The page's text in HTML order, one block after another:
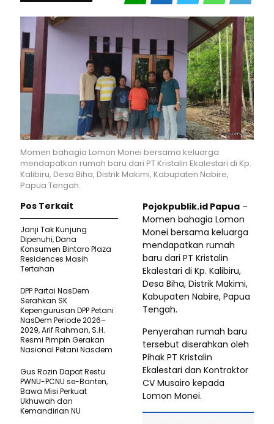
Momen bahagia Lomon Monei bersama keluarga
mendapatkan rumah baru dari PT Kristalin Ekalestari di Kp.
Kalibiru, Desa Biha, Distrik Makimi, Kabupaten Nabire,
Papua Tengah.
Pojokpublik.id Papua –
Momen bahagia Lomon
Monei bersama keluarga
mendapatkan rumah
baru dari PT Kristalin
Ekalestari di Kp. Kalibiru,
Desa Biha, Distrik Makimi,
Kabupaten Nabire, Papua
Tengah.
Penyerahan rumah baru
tersebut diserahkan oleh
Pihak PT Kristalin
Ekalestari dan Kontraktor
CV Musairo kepada
Lomon Monei.
Pos Terkait
Janji Tak Kunjung
Dipenuhi, Dana
Konsumen Bintaro Plaza
Residences Masih
Tertahan
DPP Partai NasDem
Serahkan SK
Kepengurusan DPP Petani
NasDem Periode 2026–
2029, Arif Rahman, S.H.
Resmi Pimpin Gerakan
Nasional Petani Nasdem
Gus Rozin Dapat Restu
PWNU-PCNU se-Banten,
Bawa Misi Perkuat
Ukhuwah dan
Kemandirian NU